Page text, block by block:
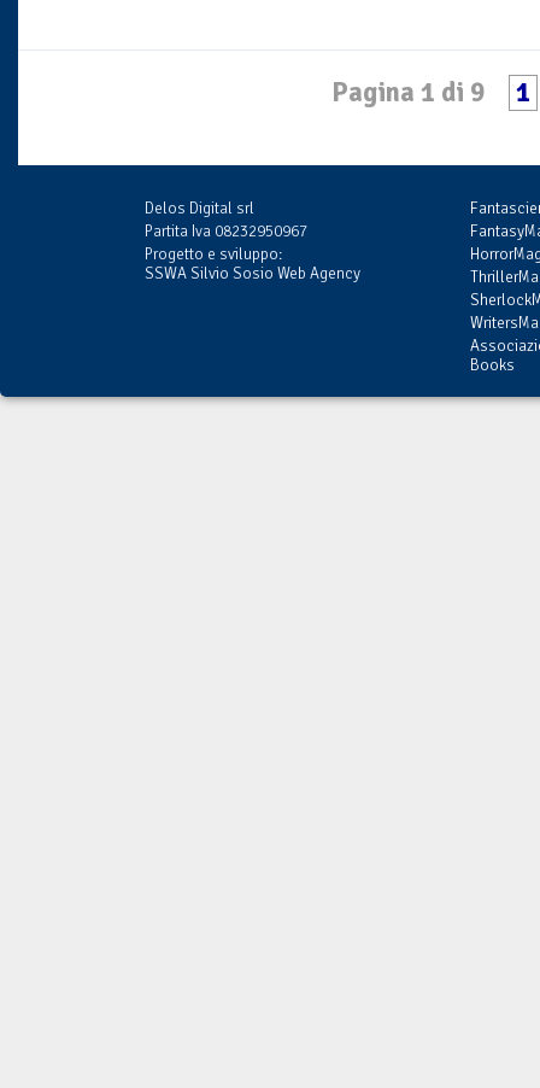
Pagina 1 di 9 1
Delos Digital srl
Partita Iva 08232950967
Progetto e sviluppo:
SSWA Silvio Sosio Web Agency
Books